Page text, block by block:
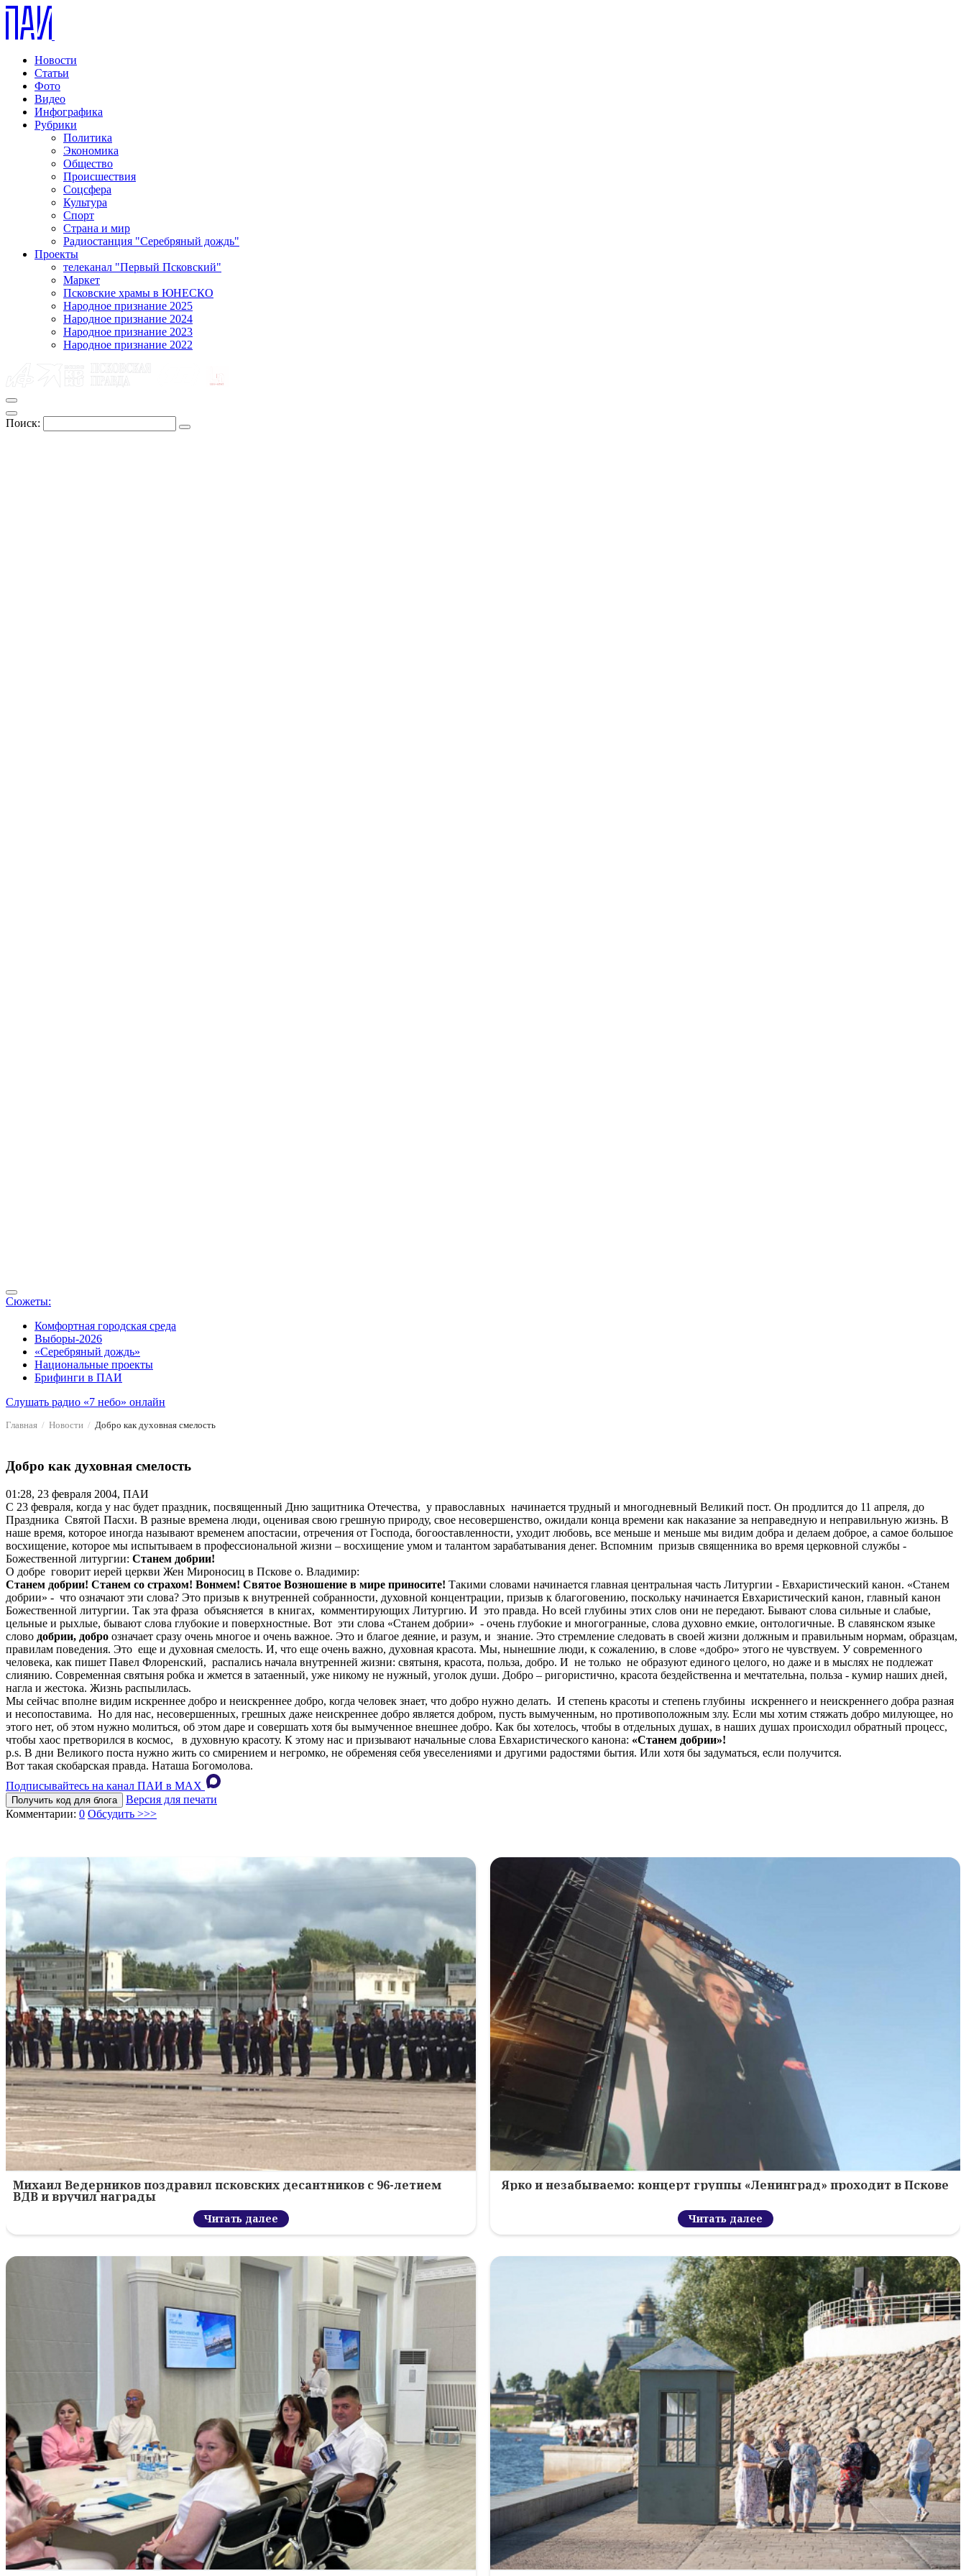
Новости
Статьи
Фото
Видео
Инфографика
Рубрики
Политика
Экономика
Общество
Происшествия
Соцсфера
Культура
Спорт
Страна и мир
Радиостанция "Серебряный дождь"
Проекты
телеканал "Первый Псковский"
Маркет
Псковские храмы в ЮНЕСКО
Народное признание 2025
Народное признание 2024
Народное признание 2023
Народное признание 2022
Поиск:
Сюжеты:
Комфортная городская среда
Выборы-2026
«Серебряный дождь»
Национальные проекты
Брифинги в ПАИ
Слушать радио «7 небо» онлайн
Главная Новости Добро как духовная смелость
Добро как духовная смелость
01:28, 23 февраля 2004, ПАИ
С 23 февраля, когда у нас будет праздник, посвященный Дню защитника Отечества, у православных начинается трудный и многодневный Великий пост. Он продлится до 11 апреля, до
Праздника Святой Пасхи. В разные времена люди, оценивая свою грешную природу, свое несовершенство, ожидали конца времени как наказание за неправедную и неправильную жизнь. В
наше время, которое иногда называют временем апостасии, отречения от Господа, богооставленности, уходит любовь, все меньше и меньше мы видим добра и делаем доброе, а самое большое
восхищение, которое мы испытываем в профессиональной жизни – восхищение умом и талантом зарабатывания денег. Вспомним призыв священника во время церковной службы -
Божественной литургии: Станем добрии!
О добре говорит иерей церкви Жен Мироносиц в Пскове о. Владимир:
Станем добрии! Станем со страхом! Вонмем! Святое Возношение в мире приносите! Такими словами начинается главная центральная часть Литургии - Евхаристический канон. «Станем
добрии» - что означают эти слова? Это призыв к внутренней собранности, духовной концентрации, призыв к благоговению, поскольку начинается Евхаристический канон, главный канон
Божественной литургии. Так эта фраза объясняется в книгах, комментирующих Литургию. И это правда. Но всей глубины этих слов они не передают. Бывают слова сильные и слабые,
цельные и рыхлые, бывают слова глубокие и поверхностные. Вот эти слова «Станем добрии» - очень глубокие и многогранные, слова духовно емкие, онтологичные. В славянском языке
слово добрии, добро означает сразу очень многое и очень важное. Это и благое деяние, и разум, и знание. Это стремление следовать в своей жизни должным и правильным нормам, образцам,
правилам поведения. Это еще и духовная смелость. И, что еще очень важно, духовная красота. Мы, нынешние люди, к сожалению, в слове «добро» этого не чувствуем. У современного
человека, как пишет Павел Флоренский, распались начала внутренней жизни: святыня, красота, польза, добро. И не только не образуют единого целого, но даже и в мыслях не подлежат
слиянию. Современная святыня робка и жмется в затаенный, уже никому не нужный, уголок души. Добро – ригористично, красота бездейственна и мечтательна, польза - кумир наших дней,
нагла и жестока. Жизнь распылилась.
Мы сейчас вполне видим искреннее добро и неискреннее добро, когда человек знает, что добро нужно делать. И степень красоты и степень глубины искреннего и неискреннего добра разная
и несопоставима. Но для нас, несовершенных, грешных даже неискреннее добро является добром, пусть вымученным, но противоположным злу. Если мы хотим стяжать добро милующее, но
этого нет, об этом нужно молиться, об этом даре и совершать хотя бы вымученное внешнее добро. Как бы хотелось, чтобы в отдельных душах, в наших душах происходил обратный процесс,
чтобы хаос претворился в космос, в духовную красоту. К этому нас и призывают начальные слова Евхаристического канона: «Станем добрии»!
p.s. В дни Великого поста нужно жить со смирением и негромко, не обременяя себя увеселениями и другими радостями бытия. Или хотя бы задуматься, если получится.
Вот такая скобарская правда. Наташа Богомолова.
Подписывайтесь на канал ПАИ в MAХ
Получить код для блога
Версия для печати
Комментарии: 0 Обсудить >>>
Михаил Ведерников поздравил псковских десантников с 96-летием
ВДВ и вручил награды
Читать далее
Ярко и незабываемо: концерт группы «Ленинград» проходит в Пскове
Читать далее